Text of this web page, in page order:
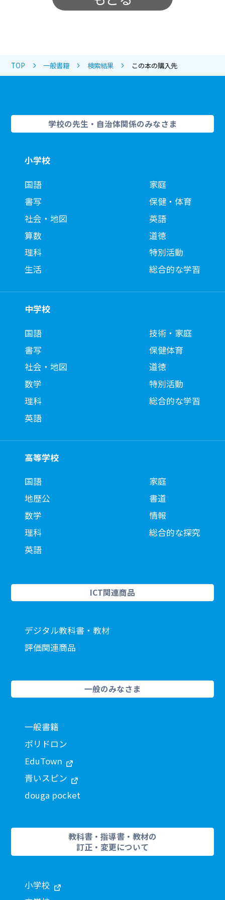
TOP 一般書籍 検索結果 この本の購入先
学校の先生・自治体関係のみなさま
小学校
国語
書写
社会・地図
算数
理科
生活
家庭
保健・体育
英語
道徳
特別活動
総合的な学習
中学校
国語
書写
社会・地図
数学
理科
英語
技術・家庭
保健体育
道徳
特別活動
総合的な学習
高等学校
国語
地歴公
数学
理科
英語
家庭
書道
情報
総合的な探究
ICT関連商品
デジタル教科書・教材
評価関連商品
一般のみなさま
一般書籍
ポリドロン
EduTown
青いスピン
douga pocket
教科書・指導書・教材の
訂正・変更について
小学校